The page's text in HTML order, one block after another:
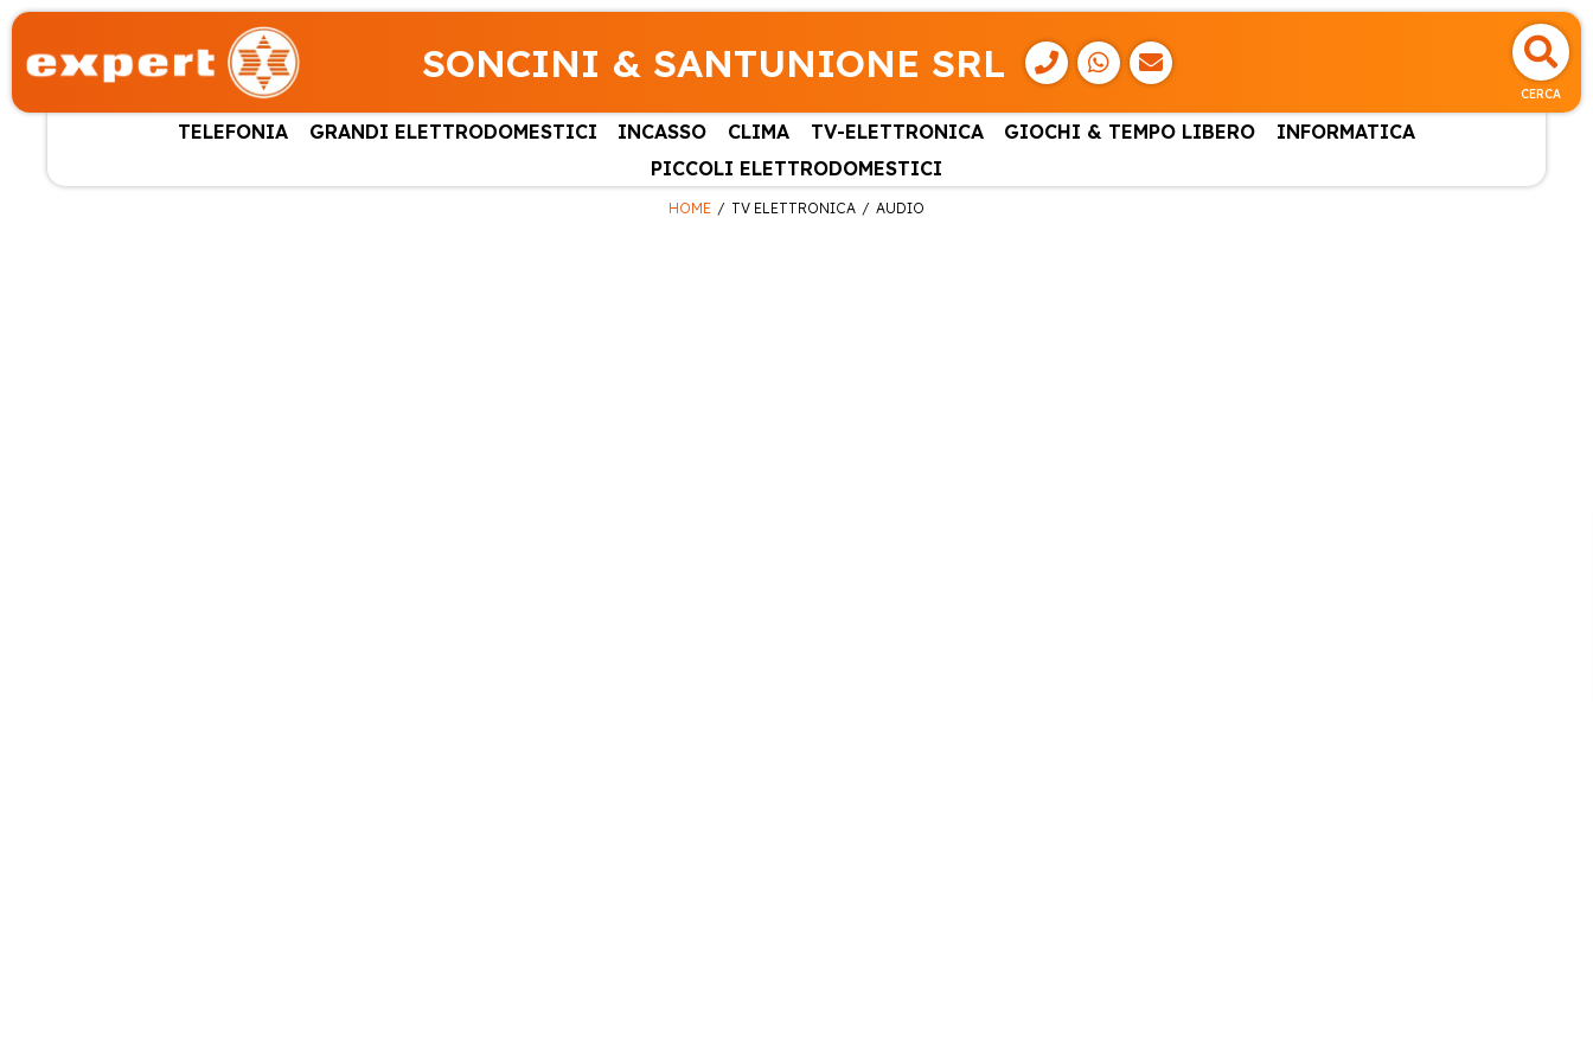
SONCINI & SANTUNIONE SRL
CERCA
TELEFONIA GRANDI ELETTRODOMESTICI INCASSO CLIMA TV-ELETTRONICA GIOCHI & TEMPO LIBERO
INFORMATICA
PICCOLI ELETTRODOMESTICI
HOME TV ELETTRONICA AUDIO